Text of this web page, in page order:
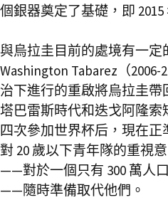
個銀器奠定了基礎，即
與烏拉圭目前的處境有一定
Washington Tabarez（
治下進行的重啟將烏拉圭
塔巴雷斯時代和迭戈阿隆
四次參加世界杯后，現在
對 20 歲以下青年隊的重視
——對於一個只有 300 萬人
——隨時準備取代他們。